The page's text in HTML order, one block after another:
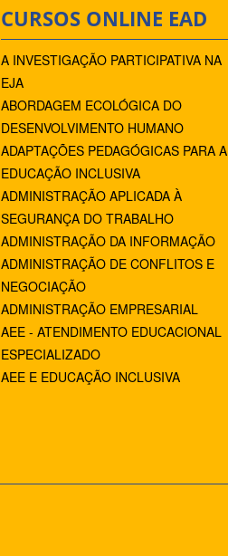
CURSOS ONLINE EAD
A INVESTIGAÇÃO PARTICIPATIVA NA
EJA
ABORDAGEM ECOLÓGICA DO
DESENVOLVIMENTO HUMANO
ADAPTAÇÕES PEDAGÓGICAS PARA A
EDUCAÇÃO INCLUSIVA
ADMINISTRAÇÃO APLICADA À
SEGURANÇA DO TRABALHO
ADMINISTRAÇÃO DA INFORMAÇÃO
ADMINISTRAÇÃO DE CONFLITOS E
NEGOCIAÇÃO
ADMINISTRAÇÃO EMPRESARIAL
AEE - ATENDIMENTO EDUCACIONAL
ESPECIALIZADO
AEE E EDUCAÇÃO INCLUSIVA